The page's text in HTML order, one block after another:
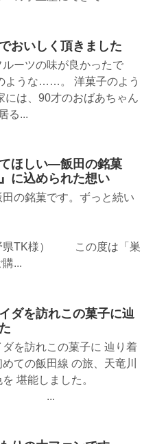
おいしく頂きました
ーツの味が良かったで
ような……。 洋菓子のよう
は、90才のおばあちゃん
る...
ほしい—飯田の銘菓
に込められた想い
の銘菓です。ずっと続い
。
様） この度は「巣
...
ダを訪れこの菓子に辿
ダを訪れこの菓子に 辿り着
ての飯田線 の旅、天竜川
堪能しました。